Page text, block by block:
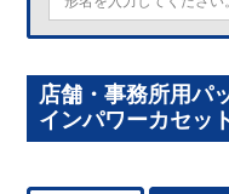
店舗・事務所用パ
インパワーカセッ